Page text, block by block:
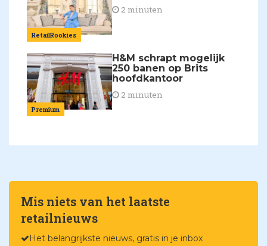
RetailRookies
2 minuten
Premium
H&M schrapt mogelijk
250 banen op Brits
hoofdkantoor
2 minuten
Mis niets van het laatste
retailnieuws
Het belangrijkste nieuws, gratis in je inbox